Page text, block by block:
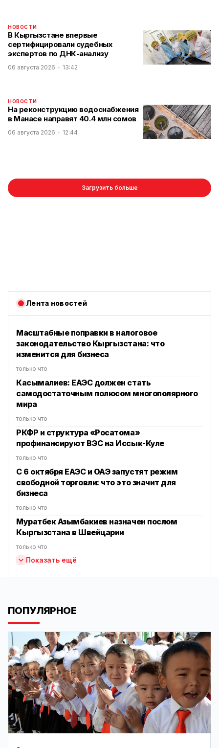
НОВОСТИ
В Кыргызстане впервые
сертифицировали судебных
экспертов по ДНК-анализу
06 августа 2026 13:42
НОВОСТИ
На реконструкцию водоснабжения
в Манасе направят 40.4 млн сомов
06 августа 2026 12:44
Загрузить больше
Лента новостей
Масштабные поправки в налоговое
законодательство Кыргызстана: что
изменится для бизнеса
только что
Касымалиев: ЕАЭС должен стать
самодостаточным полюсом многополярного
мира
только что
РКФР и структура «Росатома»
профинансируют ВЭС на Иссык-Куле
только что
С 6 октября ЕАЭС и ОАЭ запустят режим
свободной торговли: что это значит для
бизнеса
только что
Муратбек Азымбакиев назначен послом
Кыргызстана в Швейцарии
только что
Показать ещё
ПОПУЛЯРНОЕ